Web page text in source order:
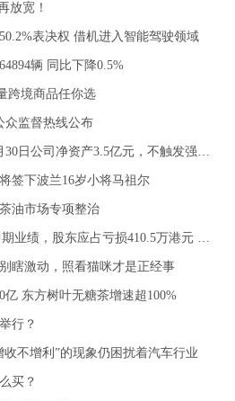
放宽！
表决权 借机进入智能驾驶领域
辆 同比下降0.5%
跨境商品任你选
众监督热线公布
中创环保：截至2023年6月30日公司净资产3.5亿元，不触发强制退市情形
签下波兰16岁小将马祖尔
油市场专项整治
利宝阁集团(01869)发布中期业绩，股东应占亏损410.5万港元 同比收窄84.2%
瞎激动，照看猫咪才是正经事
亿 东方树叶无糖茶增速超100%
行？
不增利”的现象仍困扰着汽车行业
买？